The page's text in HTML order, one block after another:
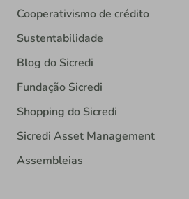
Cooperativismo de crédito
Sustentabilidade
Blog do Sicredi
Fundação Sicredi
Shopping do Sicredi
Sicredi Asset Management
Assembleias